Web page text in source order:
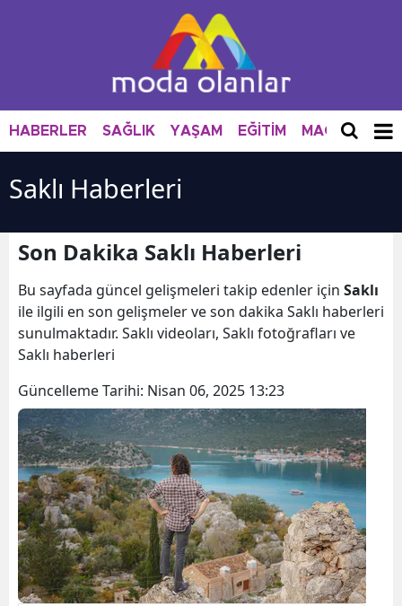
HABERLER SAĞLIK YAŞAM EĞİTİM MAGAZİN
Saklı Haberleri
Son Dakika Saklı Haberleri
Bu sayfada güncel gelişmeleri takip edenler için Saklı
ile ilgili en son gelişmeler ve son dakika Saklı haberleri
sunulmaktadır. Saklı videoları, Saklı fotoğrafları ve
Saklı haberleri
Güncelleme Tarihi: Nisan 06, 2025 13:23